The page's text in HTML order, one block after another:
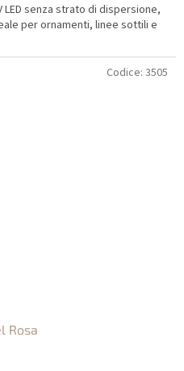
LED senza strato di dispersione,
per ornamenti, linee sottili e
Rosa
Codice: 3505